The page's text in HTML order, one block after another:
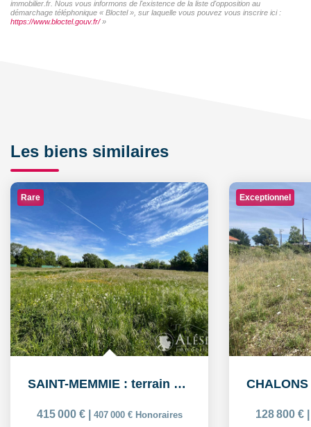
immobilier.fr. Nous vous informons de l'existence de la liste d'opposition au
démarchage téléphonique « Bloctel », sur laquelle vous pouvez vous inscrire ici :
https://www.bloctel.gouv.fr/»
Les biens similaires
Rare
SAINT-MEMMIE : terrain à bâtir
415 000 € 407 000 € Honoraires
Exceptionnel
128 800 €